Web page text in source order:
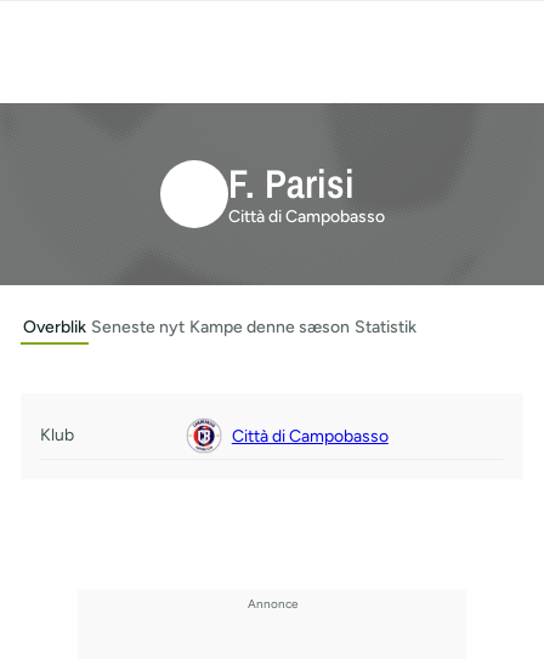
F. Parisi
Città di Campobasso
Overblik Seneste nyt Kampe denne sæson Statistik
Klub Città di Campobasso